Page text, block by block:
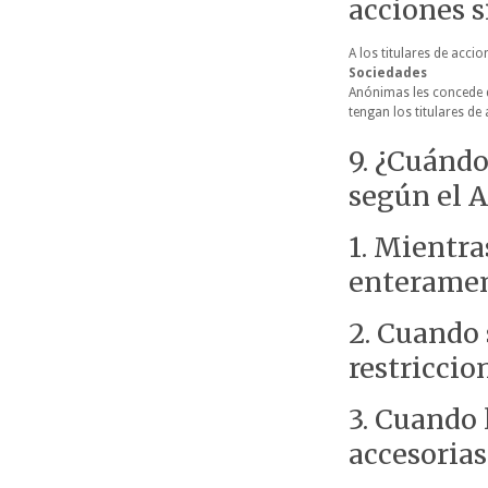
acciones
A los titulares de
Sociedades
Anónimas les
tengan los titulares de
9.
según el
1.
2.
3.
accesorias